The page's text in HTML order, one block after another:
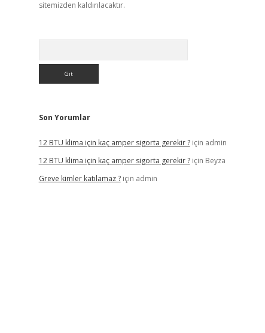
sitemizden kaldırılacaktır.
Son Yorumlar
12 BTU klima için kaç amper sigorta gerekir ?için admin
12 BTU klima için kaç amper sigorta gerekir ?için Beyza
Greve kimler katılamaz ?için admin